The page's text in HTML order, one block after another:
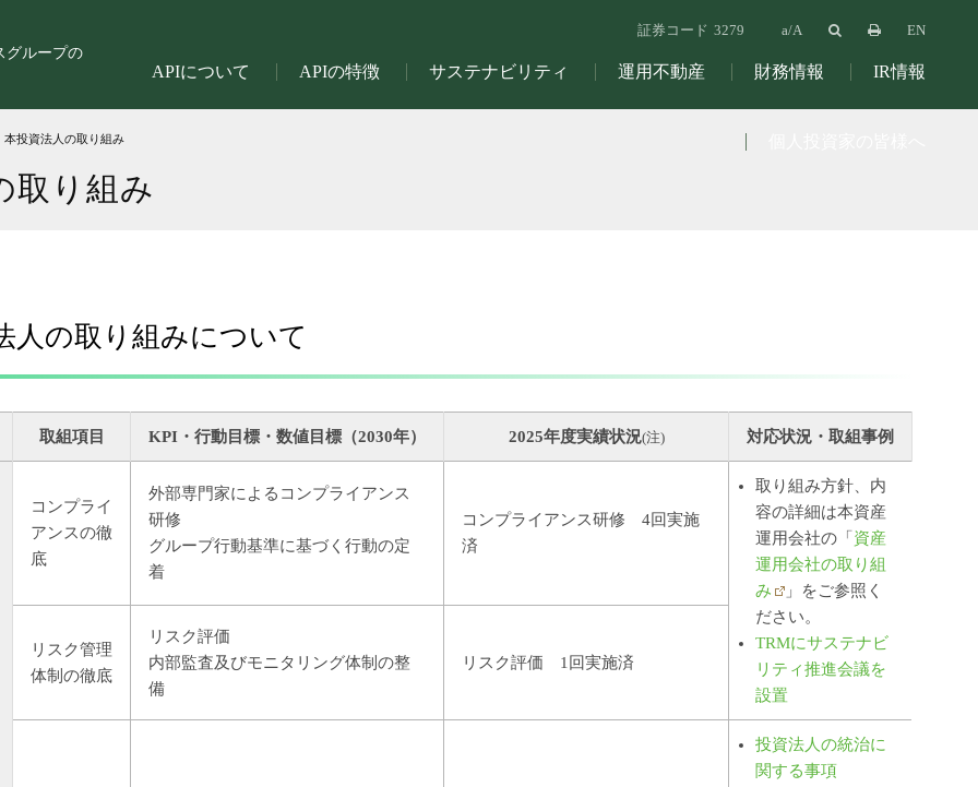
グループの
証券コード 3279 EN
APIについて APIの特徴 サステナビリティ 運用不動産 財務情報 IR情報
本投資法人の取り組み
取り組み
人の取り組みについて
取組項目 KPI・行動目標・数値目標（2030年） 2025年度実績状況(注) 対応状況・取組事例
コンプライ
アンスの徹
底
外部専門家によるコンプライアンス
研修
グループ行動基準に基づく行動の定
着
コンプライアンス研修 4回実施
済
取り組み方針、内
容の詳細は本資産
運用会社の「 資産
運用会社の取り組
み
」をご参照く
ださい。
TRMにサステナビ
リティ推進会議を
設置
リスク管理
体制の徹底
リスク評価
内部監査及びモニタリング体制の整
備
リスク評価 1回実施済
投資法人の統治に
関する事項